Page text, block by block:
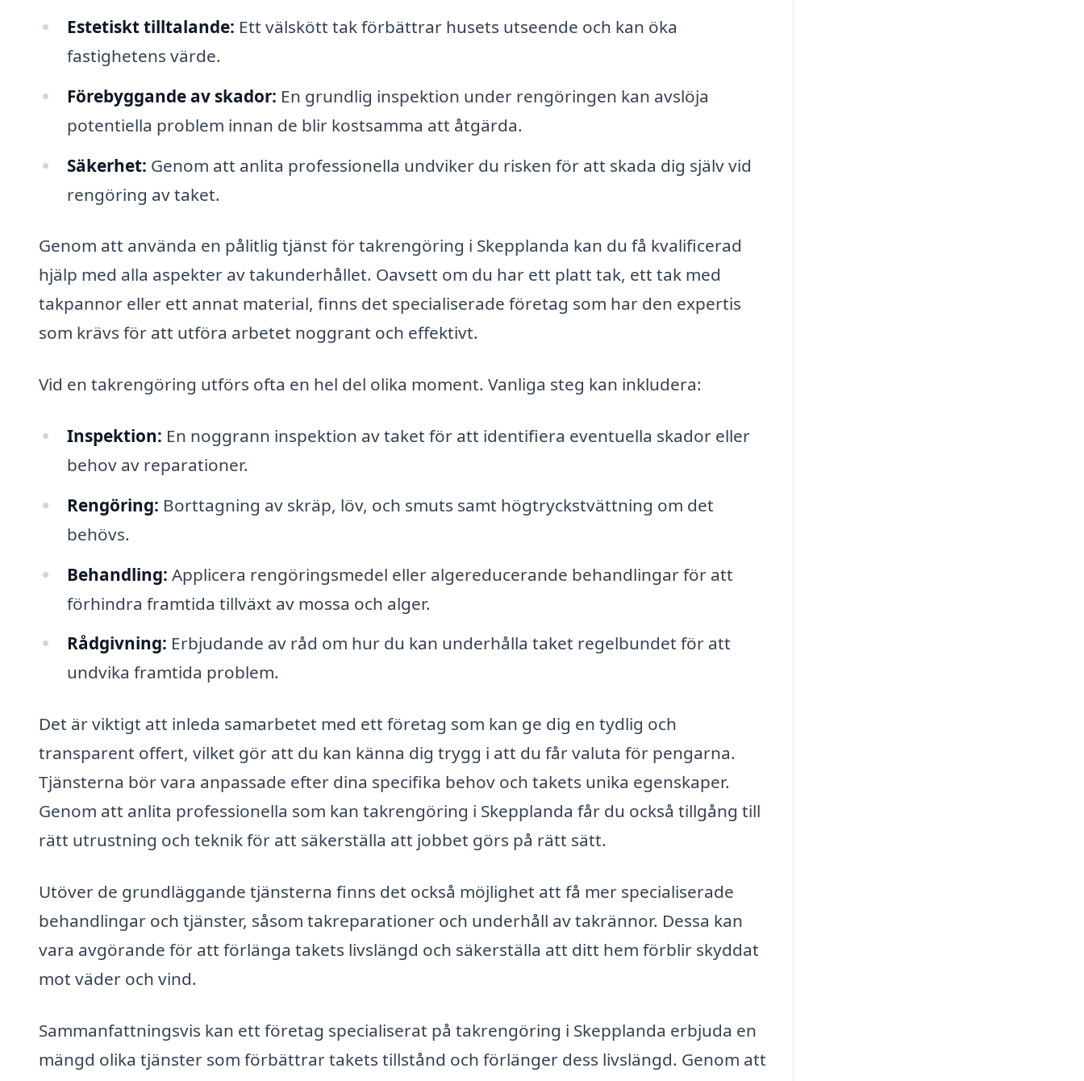
Estetiskt tilltalande: Ett välskött tak förbättrar husets utseende och kan öka
fastighetens värde.
Förebyggande av skador: En grundlig inspektion under rengöringen kan avslöja
potentiella problem innan de blir kostsamma att åtgärda.
Säkerhet: Genom att anlita professionella undviker du risken för att skada dig själv vid
rengöring av taket.
Genom att använda en pålitlig tjänst för takrengöring i Skepplanda kan du få kvalificerad
hjälp med alla aspekter av takunderhållet. Oavsett om du har ett platt tak, ett tak med
takpannor eller ett annat material, finns det specialiserade företag som har den expertis
som krävs för att utföra arbetet noggrant och effektivt.
Vid en takrengöring utförs ofta en hel del olika moment. Vanliga steg kan inkludera:
Inspektion: En noggrann inspektion av taket för att identifiera eventuella skador eller
behov av reparationer.
Rengöring: Borttagning av skräp, löv, och smuts samt högtryckstvättning om det
behövs.
Behandling: Applicera rengöringsmedel eller algereducerande behandlingar för att
förhindra framtida tillväxt av mossa och alger.
Rådgivning: Erbjudande av råd om hur du kan underhålla taket regelbundet för att
undvika framtida problem.
Det är viktigt att inleda samarbetet med ett företag som kan ge dig en tydlig och
transparent offert, vilket gör att du kan känna dig trygg i att du får valuta för pengarna.
Tjänsterna bör vara anpassade efter dina specifika behov och takets unika egenskaper.
Genom att anlita professionella som kan takrengöring i Skepplanda får du också tillgång till
rätt utrustning och teknik för att säkerställa att jobbet görs på rätt sätt.
Utöver de grundläggande tjänsterna finns det också möjlighet att få mer specialiserade
behandlingar och tjänster, såsom takreparationer och underhåll av takrännor. Dessa kan
vara avgörande för att förlänga takets livslängd och säkerställa att ditt hem förblir skyddat
mot väder och vind.
Sammanfattningsvis kan ett företag specialiserat på takrengöring i Skepplanda erbjuda en
mängd olika tjänster som förbättrar takets tillstånd och förlänger dess livslängd. Genom att